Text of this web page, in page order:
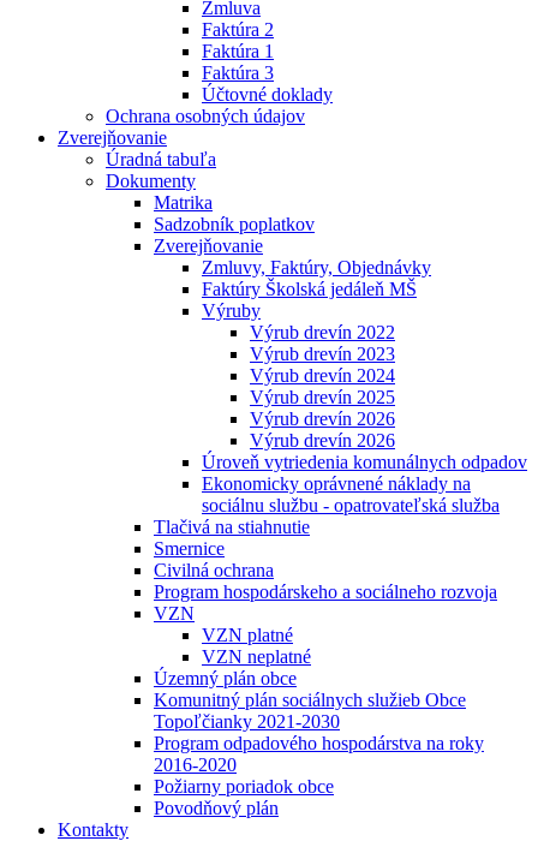
Zmluva
Faktúra 2
Faktúra 1
Faktúra 3
Účtovné doklady
Ochrana osobných údajov
Zverejňovanie
Úradná tabuľa
Dokumenty
Matrika
Sadzobník poplatkov
Zverejňovanie
Zmluvy, Faktúry, Objednávky
Faktúry Školská jedáleň MŠ
Výruby
Výrub drevín 2022
Výrub drevín 2023
Výrub drevín 2024
Výrub drevín 2025
Výrub drevín 2026
Výrub drevín 2026
Úroveň vytriedenia komunálnych odpadov
Ekonomicky oprávnené náklady na
sociálnu službu - opatrovateľská služba
Tlačivá na stiahnutie
Smernice
Civilná ochrana
Program hospodárskeho a sociálneho rozvoja
VZN
VZN platné
VZN neplatné
Územný plán obce
Komunitný plán sociálnych služieb Obce
Topoľčianky 2021-2030
Program odpadového hospodárstva na roky
2016-2020
Požiarny poriadok obce
Povodňový plán
Kontakty